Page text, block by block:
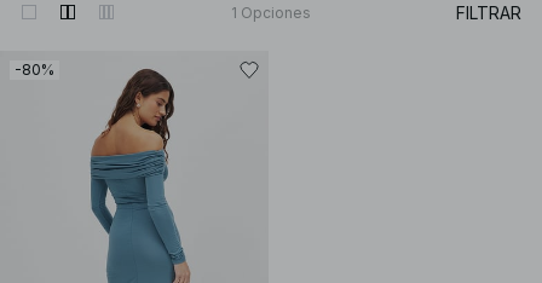
1 Opciones FILTRAR
-80%